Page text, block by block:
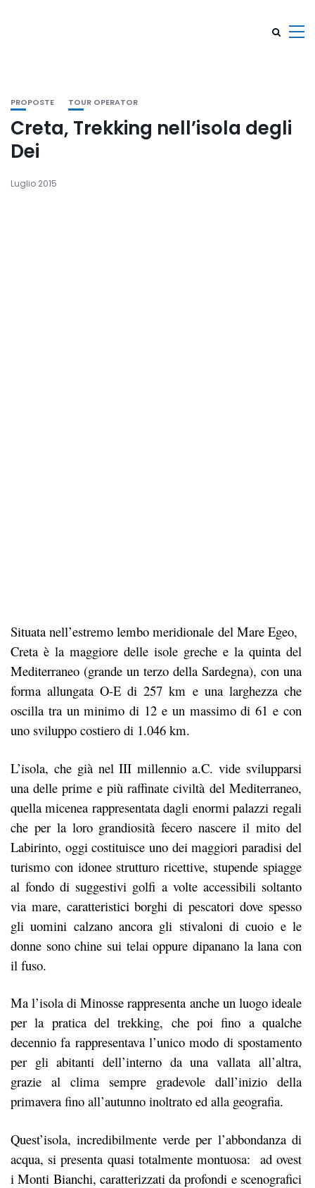
PROPOSTE TOUR OPERATOR
Creta, Trekking nell’isola degli
Dei
Luglio 2015
Situata nell’estremo lembo meridionale del Mare Egeo,
Creta è la maggiore delle isole greche e la quinta del
Mediterraneo (grande un terzo della Sardegna), con una
forma allungata O-E di 257 km e una larghezza che
oscilla tra un minimo di 12 e un massimo di 61 e con
uno sviluppo costiero di 1.046 km.
L’isola, che già nel III millennio a.C. vide svilupparsi
una delle prime e più raffinate civiltà del Mediterraneo,
quella micenea rappresentata dagli enormi palazzi regali
che per la loro grandiosità fecero nascere il mito del
Labirinto, oggi costituisce uno dei maggiori paradisi del
turismo con idonee strutturo ricettive, stupende spiagge
al fondo di suggestivi golfi a volte accessibili soltanto
via mare, caratteristici borghi di pescatori dove spesso
gli uomini calzano ancora gli stivaloni di cuoio e le
donne sono chine sui telai oppure dipanano la lana con
il fuso.
Ma l’isola di Minosse rappresenta anche un luogo ideale
per la pratica del trekking, che poi fino a qualche
decennio fa rappresentava l’unico modo di spostamento
per gli abitanti dell’interno da una vallata all’altra,
grazie al clima sempre gradevole dall’inizio della
primavera fino all’autunno inoltrato ed alla geografia.
Quest’isola, incredibilmente verde per l’abbondanza di
acqua, si presenta quasi totalmente montuosa: ad ovest
i Monti Bianchi, caratterizzati da profondi e scenografici